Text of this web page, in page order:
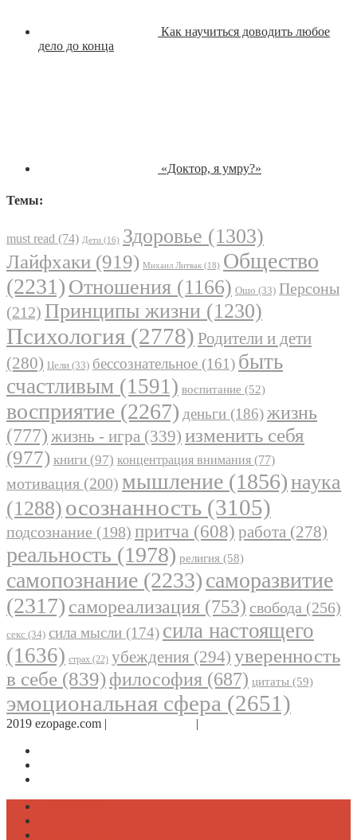
Как научиться доводить любое
дело до конца
«Доктор, я умру?»
Темы:
must read (74) Дети (16) Здоровье (1303)
Лайфхаки (919) Михаил Литвак (18) Общество
(2231) Отношения (1166) Ошо (33) Персоны
(212) Принципы жизни (1230)
Психология (2778) Родители и дети
(280) Цели (33) бессознательное (161) быть
счастливым (1591) воспитание (52)
восприятие (2267) деньги (186)жизнь
(777) жизнь - игра (339) изменить себя
(977) книги (97) концентрация внимания (77)
мотивация (200) мышление (1856)наука
(1288) осознанность (3105)
подсознание (198) притча (608) работа (278)
реальность (1978) религия (58)
самопознание (2233)саморазвитие
(2317) самореализация (753) свобода (256)
секс (34) сила мысли (174) сила настоящего
(1636) страх (22) убеждения (294) уверенность
в себе (839) философия (687) цитаты (59)
эмоциональная сфера (2651)
2019 ezopage.com | |